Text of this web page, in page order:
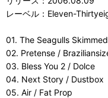
レーベル：Eleven-
01. The Seagulls
02. Pretense /
03. Bless You 2 / Dolce
04. Next Story / Dustbox
05. Air / Fat Prop